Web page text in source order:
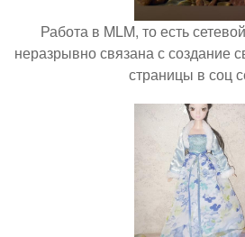
Работа в MLM, то есть
неразрывно связана с создание
страницы в соц